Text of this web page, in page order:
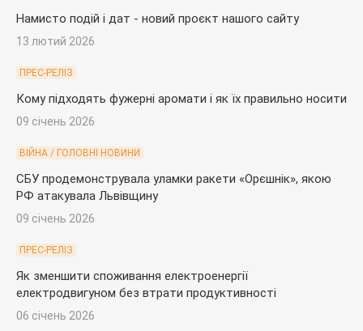
Намисто подій і дат - новий проєкт нашого сайту
13 лютий 2026
ПРЕС-РЕЛІЗ
Кому підходять фужерні аромати і як їх правильно носити
09 січень 2026
ВІЙНА / ГОЛОВНІ НОВИНИ
СБУ продемонструвала уламки ракети «Орєшнік», якою
РФ атакувала Львівщину
09 січень 2026
ПРЕС-РЕЛІЗ
Як зменшити споживання електроенергії
електродвигуном без втрати продуктивності
06 січень 2026